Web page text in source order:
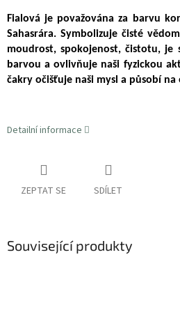
Fialová je považována za barvu
Sahasrára. Symbolizuje čisté
moudrost, spokojenost, čistotu, je
barvou a ovlivňuje naši fyzickou
čakry očišťuje naši mysl a působí
Detailní informace
ZEPTAT SE SDÍLET
Související produkty